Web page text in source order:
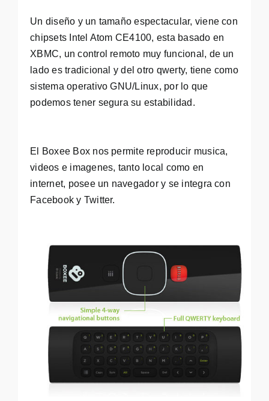
Un diseño y un tamaño espectacular, viene con
chipsets Intel Atom CE4100, esta basado en
XBMC, un control remoto muy funcional, de un
lado es tradicional y del otro qwerty, tiene como
sistema operativo GNU/Linux, por lo que
podemos tener segura su estabilidad.
El Boxee Box nos permite reproducir musica,
videos e imagenes, tanto local como en
internet, posee un navegador y se integra con
Facebook y Twitter.